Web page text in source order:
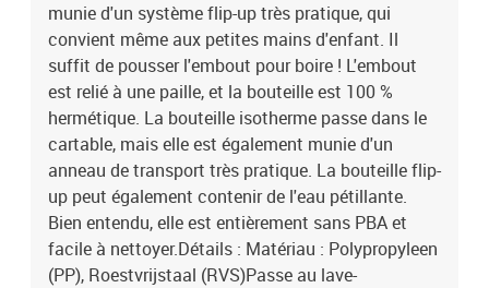
munie d'un système flip-up très pratique, qui
convient même aux petites mains d'enfant. Il
suffit de pousser l'embout pour boire ! L'embout
est relié à une paille, et la bouteille est 100 %
hermétique. La bouteille isotherme passe dans le
cartable, mais elle est également munie d'un
anneau de transport très pratique. La bouteille flip-
up peut également contenir de l'eau pétillante.
Bien entendu, elle est entièrement sans PBA et
facile à nettoyer.Détails : Matériau : Polypropyleen
(PP), Roestvrijstaal (RVS)Passe au lave-